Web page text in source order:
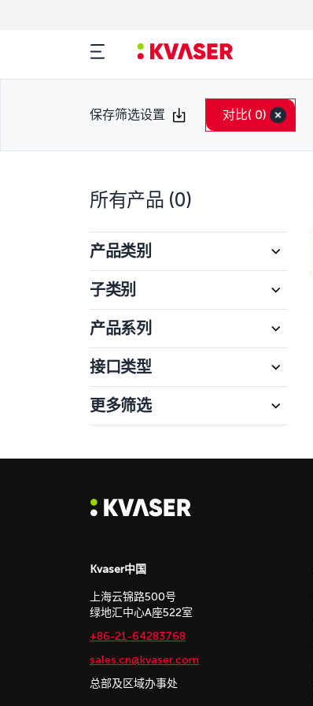
保存筛选设置 对比( 0)
所有产品 (0)
产品类别
子类别
产品系列
接口类型
更多筛选
Kvaser中国
上海云锦路500号
绿地汇中心A座522室
+86-21-64283768
sales.cn@kvaser.com
总部及区域办事处